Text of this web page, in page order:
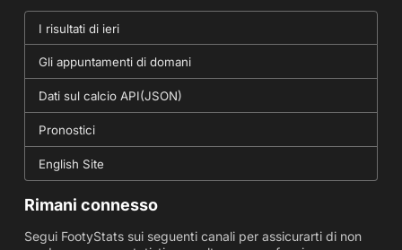
I risultati di ieri
Gli appuntamenti di domani
Dati sul calcio API(JSON)
Pronostici
English Site
Rimani connesso
Segui FootyStats sui seguenti canali per assicurarti di non